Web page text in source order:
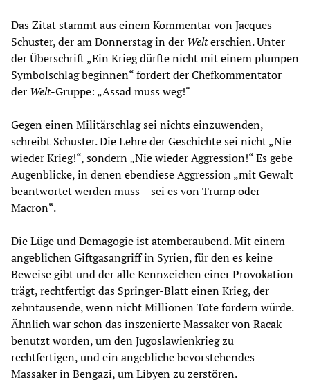
Das Zitat stammt aus einem Kommentar von Jacques
Schuster, der am Donnerstag in der Welterschien. Unter
der Überschrift „Ein Krieg dürfte nicht mit einem plumpen
Symbolschlag beginnen“ fordert der Chefkommentator
der Welt-Gruppe: „Assad muss weg!“
Gegen einen Militärschlag sei nichts einzuwenden,
schreibt Schuster. Die Lehre der Geschichte sei nicht „Nie
wieder Krieg!“, sondern „Nie wieder Aggression!“ Es gebe
Augenblicke, in denen ebendiese Aggression „mit Gewalt
beantwortet werden muss – sei es von Trump oder
Macron“.
Die Lüge und Demagogie ist atemberaubend. Mit einem
angeblichen Giftgasangriff in Syrien, für den es keine
Beweise gibt und der alle Kennzeichen einer Provokation
trägt, rechtfertigt das Springer-Blatt einen Krieg, der
zehntausende, wenn nicht Millionen Tote fordern würde.
Ähnlich war schon das inszenierte Massaker von Racak
benutzt worden, um den Jugoslawienkrieg zu
rechtfertigen, und ein angebliche bevorstehendes
Massaker in Bengazi, um Libyen zu zerstören.